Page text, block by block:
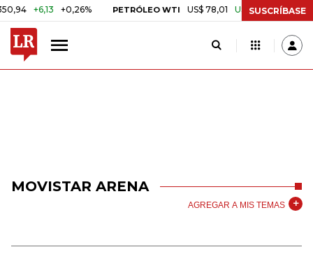
+6,13 +0,26% PETRÓLEO WTI US$ 78,01 US$ 2,92 +3,89%
SUSCRÍBASE
MOVISTAR ARENA
AGREGAR A MIS TEMAS